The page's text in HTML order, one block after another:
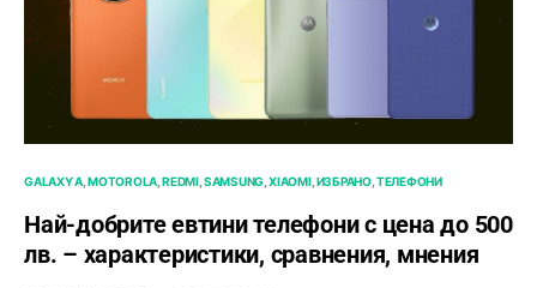
GALAXY A MOTOROLA REDMI SAMSUNG XIAOMI ИЗБРАНО ТЕЛЕФОНИ
Най-добрите евтини телефони с ценa до 500
лв. – характeристики, сравнения, мнения